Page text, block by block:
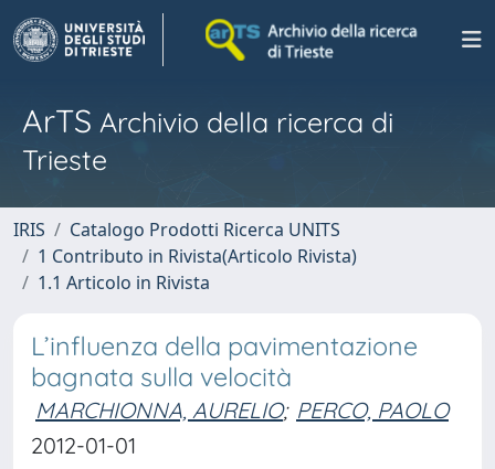
ArTS Archivio della ricerca di
Trieste
IRIS
Catalogo Prodotti Ricerca UNITS
1 Contributo in Rivista(Articolo Rivista)
1.1 Articolo in Rivista
L’influenza della pavimentazione
bagnata sulla velocità
MARCHIONNA, AURELIO; PERCO, PAOLO
2012-01-01